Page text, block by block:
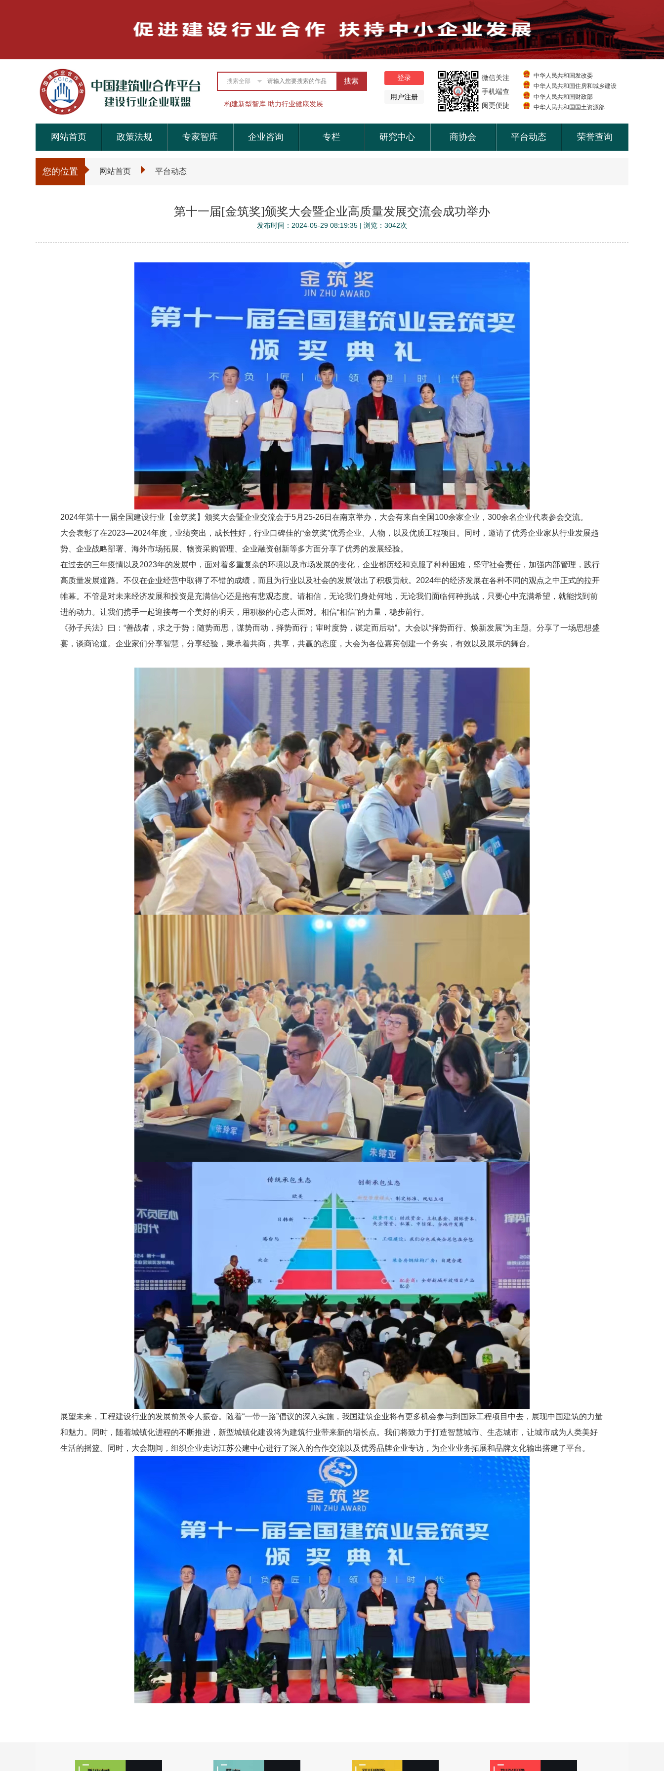
搜索全部
构建新型智库 助力行业健康发展
微信关注
手机端查
阅更便捷
中华人民共和国发改委
中华人民共和国住房和城乡建设
中华人民共和国财政部
中华人民共和国国土资源部
网站首页 政策法规 专家智库 企业咨询 专栏 研究中心 商协会 平台动态 荣誉查询
您的位置 网站首页 平台动态
第十一届[金筑奖]颁奖大会暨企业高质量发展交流会成功举办
发布时间：2024-05-29 08:19:35 | 浏览：3042次
2024年第十一届全国建设行业【金筑奖】颁奖大会暨企业交流会于5月25-26日在南京举办，大会有来自全国100余家企业，300余名企业代表参会交流。
大会表彰了在2023—2024年度，业绩突出，成长性好，行业口碑佳的“金筑奖”优秀企业、人物，以及优质工程项目。同时，邀请了优秀企业家从行业发展趋
势、企业战略部署、海外市场拓展、物资采购管理、企业融资创新等多方面分享了优秀的发展经验。
在过去的三年疫情以及2023年的发展中，面对着多重复杂的环境以及市场发展的变化，企业都历经和克服了种种困难，坚守社会责任，加强内部管理，践行
高质量发展道路。不仅在企业经营中取得了不错的成绩，而且为行业以及社会的发展做出了积极贡献。2024年的经济发展在各种不同的观点之中正式的拉开
帷幕。不管是对未来经济发展和投资是充满信心还是抱有悲观态度。请相信，无论我们身处何地，无论我们面临何种挑战，只要心中充满希望，就能找到前
进的动力。让我们携手一起迎接每一个美好的明天，用积极的心态去面对。相信“相信”的力量，稳步前行。
《孙子兵法》曰：“善战者，求之于势；随势而思，谋势而动，择势而行；审时度势，谋定而后动”。大会以“择势而行、焕新发展”为主题。分享了一场思想盛
宴，谈商论道。企业家们分享智慧，分享经验，秉承着共商，共享，共赢的态度，大会为各位嘉宾创建一个务实，有效以及展示的舞台。
展望未来，工程建设行业的发展前景令人振奋。随着“一带一路”倡议的深入实施，我国建筑企业将有更多机会参与到国际工程项目中去，展现中国建筑的力量
和魅力。同时，随着城镇化进程的不断推进，新型城镇化建设将为建筑行业带来新的增长点。我们将致力于打造智慧城市、生态城市，让城市成为人类美好
生活的摇篮。同时，大会期间，组织企业走访江苏公建中心进行了深入的合作交流以及优秀品牌企业专访，为企业业务拓展和品牌文化输出搭建了平台。